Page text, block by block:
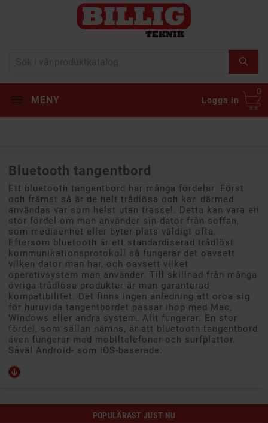
MENY Logga in
0
Bluetooth tangentbord
Ett bluetooth tangentbord har många fördelar. Först
och främst så är de helt trådlösa och kan därmed
användas var som helst utan trassel. Detta kan vara en
stor fördel om man använder sin dator från soffan,
som mediaenhet eller byter plats väldigt ofta.
Eftersom bluetooth är ett standardiserad trådlöst
kommunikationsprotokoll så fungerar det oavsett
vilken dator man har, och oavsett vilket
operativsystem man använder. Till skillnad från många
övriga trådlösa produkter är man garanterad
kompatibilitet. Det finns ingen anledning att oroa sig
för huruvida tangentbordet passar ihop med Mac,
Windows eller andra system. Allt fungerar. En stor
fördel, som sällan nämns, är att bluetooth tangentbord
även fungerar med mobiltelefoner och surfplattor.
Såväl Android- som iOS-baserade.
POPULÄRAST JUST NU